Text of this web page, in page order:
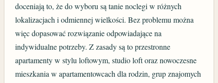
doceniają to, że do wyboru są tanie noclegi w różnych
lokalizacjach i odmiennej wielkości. Bez problemu można
więc dopasować rozwiązanie odpowiadające na
indywidualne potrzeby. Z zasady są to przestronne
apartamenty w stylu loftowym, studio loft oraz nowoczesne
mieszkania w apartamentowcach dla rodzin, grup znajomych